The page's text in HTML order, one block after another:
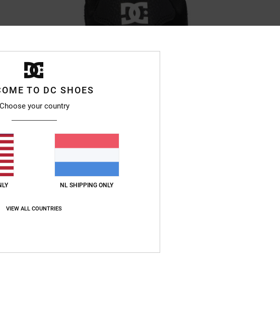
TO DC SHOES
Choose your country
NL SHIPPING ONLY
VIEW ALL COUNTRIES